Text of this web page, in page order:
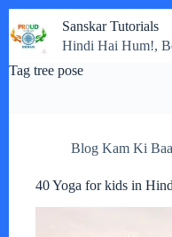
to
content
Sanskar Tutorials
Hindi Hai Hum!,
Tag tree pose
Blog Kam Ki
40 Yoga for kids in